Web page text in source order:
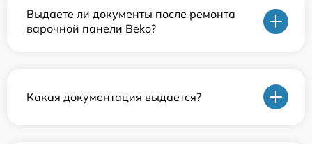
Выдаете ли документы после ремонта
варочной панели Beko?
Какая документация выдается?